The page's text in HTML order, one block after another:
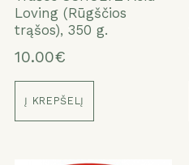
Loving (Rūgščios
trąšos), 350 g.
10.00€
Į KREPŠELĮ